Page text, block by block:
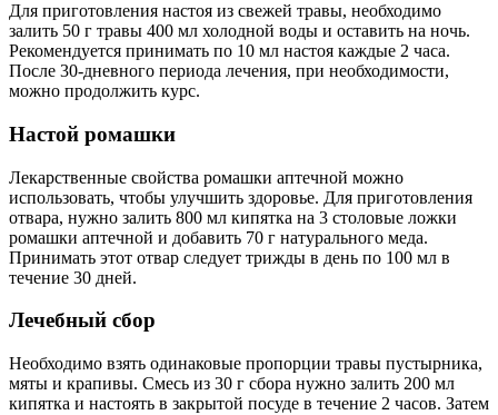
Для приготовления настоя из свежей травы, необходимо
залить 50 г травы 400 мл холодной воды и оставить на ночь.
Рекомендуется принимать по 10 мл настоя каждые 2 часа.
После 30-дневного периода лечения, при необходимости,
можно продолжить курс.
Настой ромашки
Лекарственные свойства ромашки аптечной можно
использовать, чтобы улучшить здоровье. Для приготовления
отвара, нужно залить 800 мл кипятка на 3 столовые ложки
ромашки аптечной и добавить 70 г натурального меда.
Принимать этот отвар следует трижды в день по 100 мл в
течение 30 дней.
Лечебный сбор
Необходимо взять одинаковые пропорции травы пустырника,
мяты и крапивы. Смесь из 30 г сбора нужно залить 200 мл
кипятка и настоять в закрытой посуде в течение 2 часов. Затем